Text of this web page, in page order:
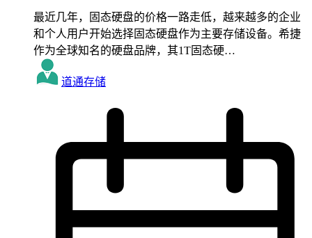
最近几年，固态硬盘的价格一路走低，越来越多的企业
和个人用户开始选择固态硬盘作为主要存储设备。希捷
作为全球知名的硬盘品牌，其1T固态硬…
道通存储